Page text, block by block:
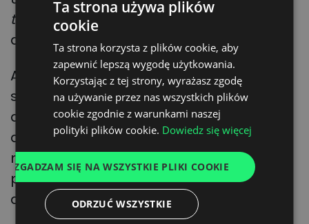
takimi właśnie ,,czarnymi łabędziami’’
dodaje.
Autorzy analizy w Market Insights ON
starają się wywnioskować na podstawie
dostępnych danych, co czeka łańcuchy
dostaw w najbliższych miesiącach: jak
mogą kształtować się ceny frachtu,
paliwa, jaka może być wysokość inflacji i
dostępność nowych ciężarówek.
ENGLISH
GERMAN
UKRAINIAN
FRENCH
Ta strona używa plików
cookie
Ta strona korzysta z plików cookie, aby
zapewnić lepszą wygodę użytkowania.
Korzystając z tej strony, wyrażasz zgodę
na używanie przez nas wszystkich plików
cookie zgodnie z warunkami naszej
polityki plików cookie. Dowiedz się więcej
ZGADZAM SIĘ NA WSZYSTKIE PLIKI COOKIE
ODRZUĆ WSZYSTKIE